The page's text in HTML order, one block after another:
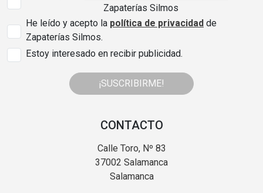
Zapaterías Silmos
He leído y acepto la política de privacidad de
Zapaterías Silmos.
Estoy interesado en recibir publicidad.
¡SUSCRIBIRME!
CONTACTO
Calle Toro, Nº 83
37002 Salamanca
Salamanca